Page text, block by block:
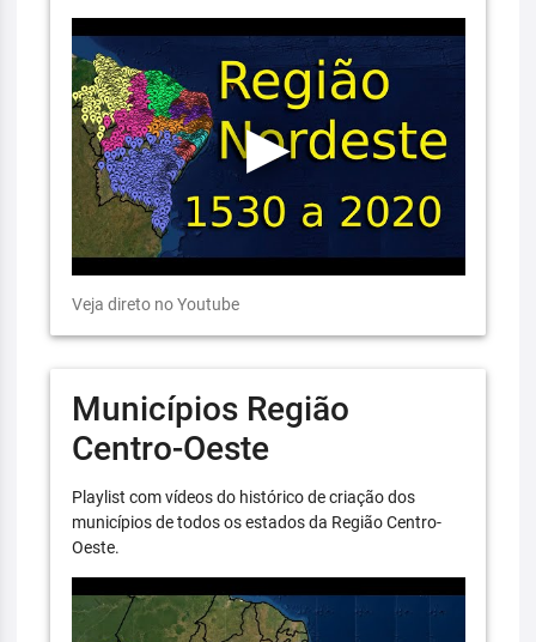
Veja direto no Youtube
Municípios Região
Centro-Oeste
Playlist com vídeos do histórico de criação dos
municípios de todos os estados da Região Centro-
Oeste.